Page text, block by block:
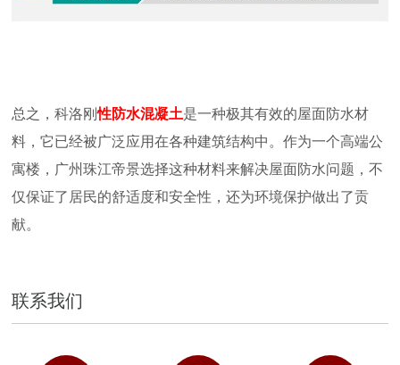
总之，科洛刚性防水混凝土是一种极其有效的屋面防水材
料，它已经被广泛应用在各种建筑结构中。作为一个高端公
寓楼，广州珠江帝景选择这种材料来解决屋面防水问题，不
仅保证了居民的舒适度和安全性，还为环境保护做出了贡
献。
联系我们